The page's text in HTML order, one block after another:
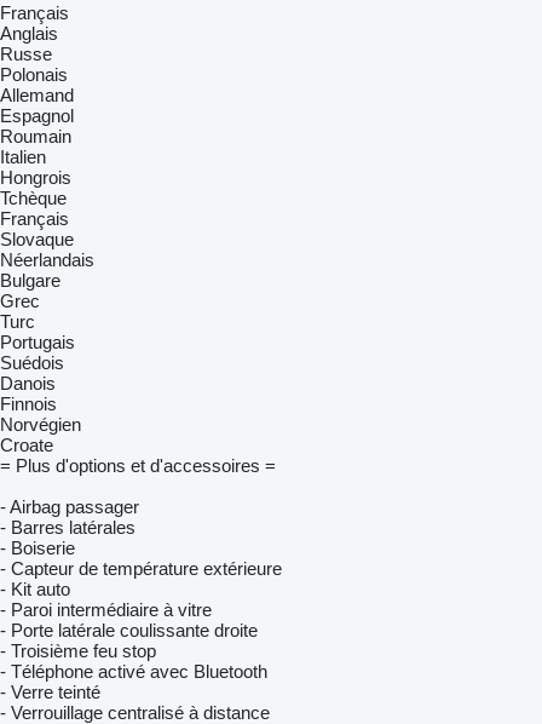
Français
Anglais
Russe
Polonais
Allemand
Espagnol
Roumain
Italien
Hongrois
Tchèque
Français
Slovaque
Néerlandais
Bulgare
Grec
Turc
Portugais
Suédois
Danois
Finnois
Norvégien
Croate
= Plus d'options et d'accessoires =
- Airbag passager
- Barres latérales
- Boiserie
- Capteur de température extérieure
- Kit auto
- Paroi intermédiaire à vitre
- Porte latérale coulissante droite
- Troisième feu stop
- Téléphone activé avec Bluetooth
- Verre teinté
- Verrouillage centralisé à distance